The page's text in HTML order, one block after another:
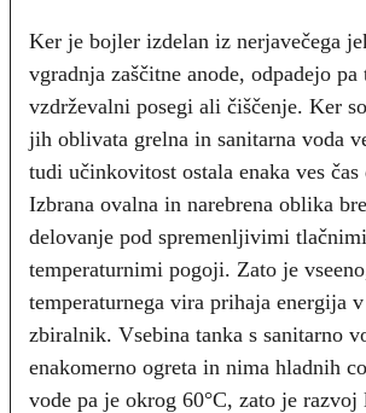
Ker je bojler izdelan iz nerjavečega
vgradnja zaščitne anode, odpadejo
vzdrževalni posegi ali čiščenje. Ker
jih oblivata grelna in sanitarna voda
tudi učinkovitost ostala enaka ves čas
Izbrana ovalna in narebrena oblika
delovanje pod spremenljivimi
temperaturnimi pogoji. Zato je
temperaturnega vira prihaja energija
zbiralnik. Vsebina tanka s sanitarno
enakomerno ogreta in nima hladnih
vode pa je okrog 60°C, zato je razvoj